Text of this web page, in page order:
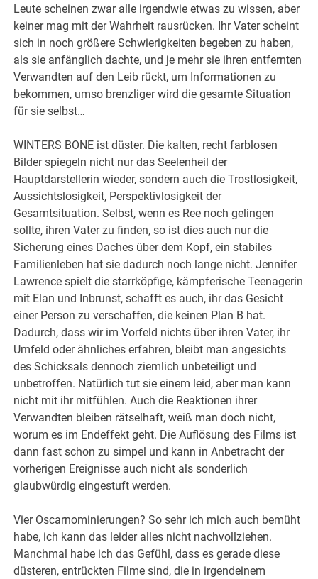
Leute scheinen zwar alle irgendwie etwas zu wissen, aber
keiner mag mit der Wahrheit rausrücken. Ihr Vater scheint
sich in noch größere Schwierigkeiten begeben zu haben,
als sie anfänglich dachte, und je mehr sie ihren entfernten
Verwandten auf den Leib rückt, um Informationen zu
bekommen, umso brenzliger wird die gesamte Situation
für sie selbst…
WINTERS BONE ist düster. Die kalten, recht farblosen
Bilder spiegeln nicht nur das Seelenheil der
Hauptdarstellerin wieder, sondern auch die Trostlosigkeit,
Aussichtslosigkeit, Perspektivlosigkeit der
Gesamtsituation. Selbst, wenn es Ree noch gelingen
sollte, ihren Vater zu finden, so ist dies auch nur die
Sicherung eines Daches über dem Kopf, ein stabiles
Familienleben hat sie dadurch noch lange nicht. Jennifer
Lawrence spielt die starrköpfige, kämpferische Teenagerin
mit Elan und Inbrunst, schafft es auch, ihr das Gesicht
einer Person zu verschaffen, die keinen Plan B hat.
Dadurch, dass wir im Vorfeld nichts über ihren Vater, ihr
Umfeld oder ähnliches erfahren, bleibt man angesichts
des Schicksals dennoch ziemlich unbeteiligt und
unbetroffen. Natürlich tut sie einem leid, aber man kann
nicht mit ihr mitfühlen. Auch die Reaktionen ihrer
Verwandten bleiben rätselhaft, weiß man doch nicht,
worum es im Endeffekt geht. Die Auflösung des Films ist
dann fast schon zu simpel und kann in Anbetracht der
vorherigen Ereignisse auch nicht als sonderlich
glaubwürdig eingestuft werden.
Vier Oscarnominierungen? So sehr ich mich auch bemüht
habe, ich kann das leider alles nicht nachvollziehen.
Manchmal habe ich das Gefühl, dass es gerade diese
düsteren, entrückten Filme sind, die in irgendeinem